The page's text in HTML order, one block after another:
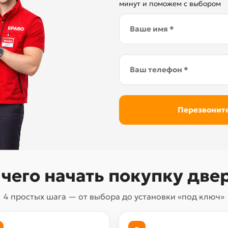
минут и поможем с выбором
начать покупку
4 простых шага — от выбора до установки «под ключ»